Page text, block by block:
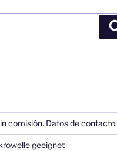
comisión. Datos de contacto.
geeignet